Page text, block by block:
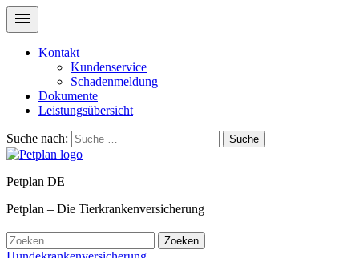
Kontakt
Kundenservice
Schadenmeldung
Dokumente
Leistungsübersicht
Suche nach: Suche
Petplan DE
Petplan – Die Tierkrankenversicherung
Zoeken